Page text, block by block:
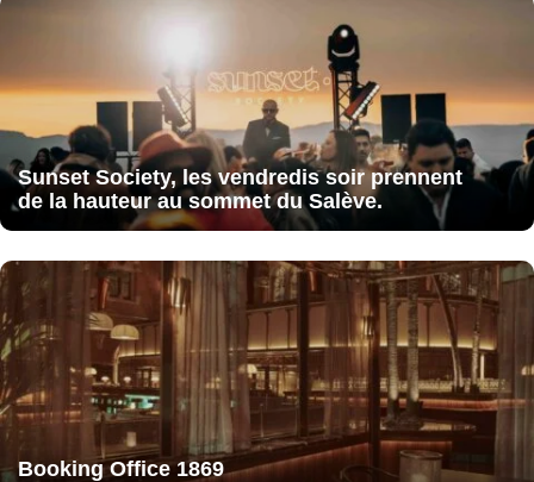
Sunset Society, les vendredis soir prennent
de la hauteur au sommet du Salève.
Booking Office 1869